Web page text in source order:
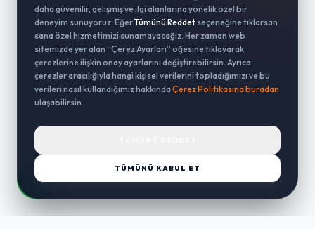
daha güvenilir, gelişmiş ve ilgi alanlarına yönelik özel bir
deneyim sunuyoruz. EğerTümünü Reddet seçeneğine tıklarsan
sana özel hizmetimizi sunamayacağız. Her zaman web
sitemizde yer alan “Çerez Ayarları” öğesine tıklayarak
çerezlerine ilişkin onay ayarlarını değiştirebilirsin. Ayrıca
çerezler aracılığıyla hangi kişisel verilerini topladığımızı ve bu
verileri nasıl kullandığımız hakkında Çerez Politikasına buradan
ulaşabilirsin.
TÜMÜNÜ KABUL ET